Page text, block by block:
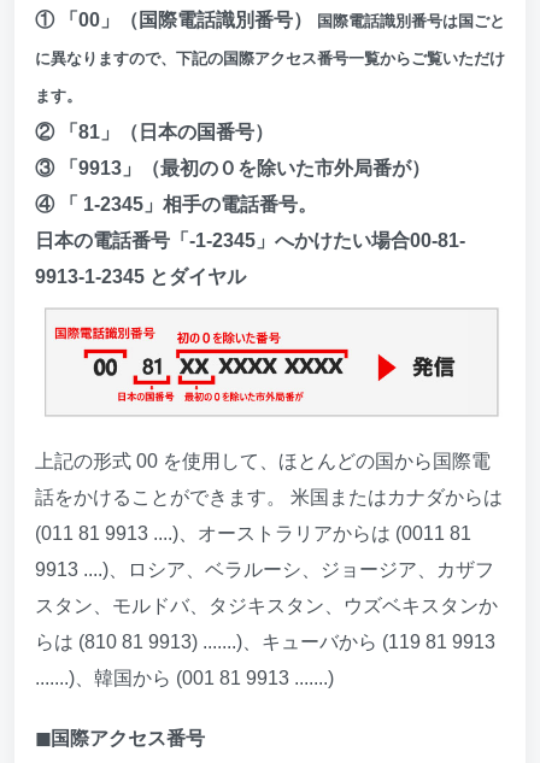
① 「00」（国際電話識別番号） 国際電話識別番号は国ごと
に異なりますので、下記の国際アクセス番号一覧からご覧いただけ
ます。
② 「81」（日本の国番号）
③ 「9913」（最初の０を除いた市外局番が）
④ 「 1-2345」相手の電話番号。
日本の電話番号「-1-2345」へかけたい場合00-81-
9913-1-2345 とダイヤル
上記の形式 00 を使用して、ほとんどの国から国際電
話をかけることができます。 米国またはカナダからは
(011 81 9913 ....)、オーストラリアからは (0011 81
9913 ....)、ロシア、ベラルーシ、ジョージア、カザフ
スタン、モルドバ、タジキスタン、ウズベキスタンか
らは (810 81 9913) .......)、キューバから (119 81 9913
.......)、韓国から (001 81 9913 .......)
◼︎国際アクセス番号